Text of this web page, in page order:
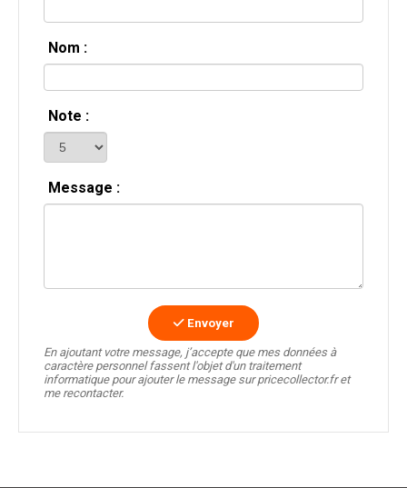
Nom :
Note :
Message :
Envoyer
En ajoutant votre message, j’accepte que mes données à
caractère personnel fassent l'objet d'un traitement
informatique pour ajouter le message sur pricecollector.fr et
me recontacter.